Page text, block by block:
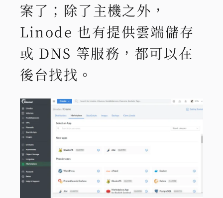
案了；除了主機之外，
Linode 也有提供雲端儲存
或 DNS 等服務，都可以在
後台找找。